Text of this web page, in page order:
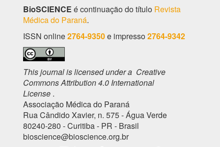
BioSCIENCE é continuação do título Revista
Médica do Paraná.
ISSN online2764-9350e impresso 2764-9342
This journal is licensed under a Creative
Commons Attribution 4.0 International
License .
Associação Médica do Paraná
Rua Cândido Xavier, n. 575 - Água Verde
80240-280 - Curitiba - PR - Brasil
bioscience@bioscience.org.br